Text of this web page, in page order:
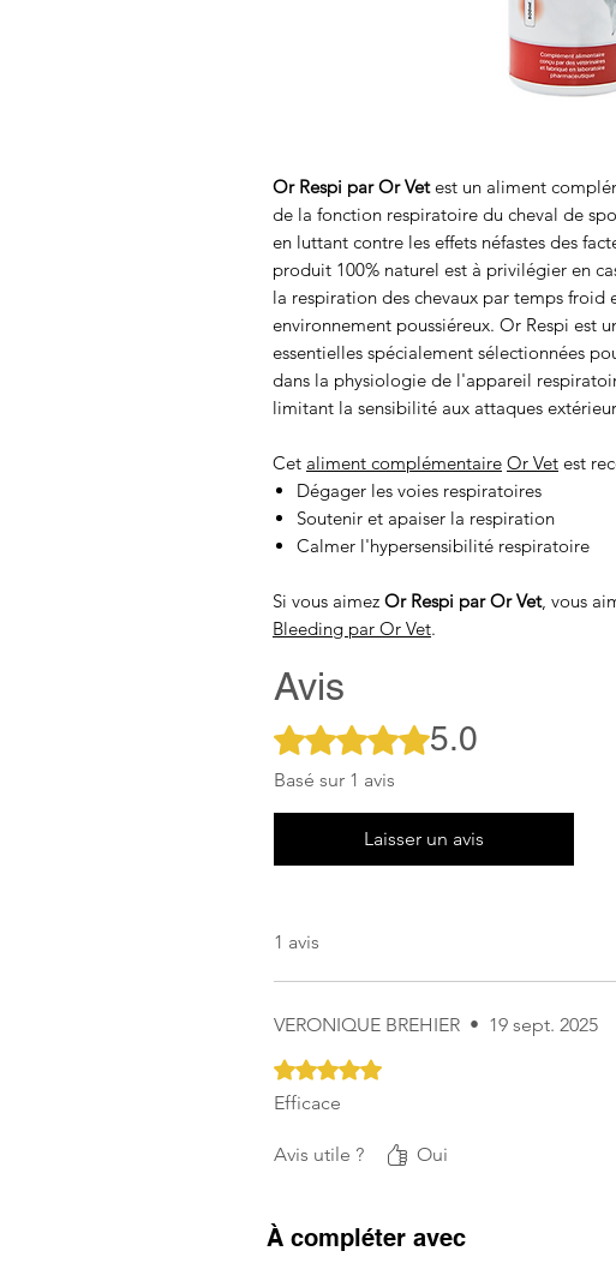
Or Respi par Or Vetest un aliment
de la fonction respiratoire du cheval de
en luttant contre les effets néfastes des
produit 100% naturel est à privilégier en
la respiration des chevaux par temps froid
environnement poussiéreux. Or Respi est
essentielles spécialement sélectionnées
dans la physiologie de l'appareil
limitant la sensibilité aux attaques
Cet aliment complémentaire Or Vet est
Dégager les voies respiratoires
Soutenir et apaiser la respiration
Calmer l'hypersensibilité respiratoire
Si vous aimez Or Respi par Or Vet, vous
Bleeding par Or Vet.
Avis
Noté 5 sur 5. 5.0
Basé sur 1 avis
Laisser un avis
1 avis
VERONIQUE BREHIER • 19 sept. 2025
Noté 5 sur 5.
Efficace
Avis utile ? Oui
À compléter avec